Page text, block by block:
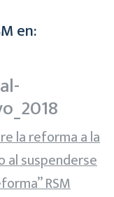
en:
la reforma a la
al suspenderse
RSM